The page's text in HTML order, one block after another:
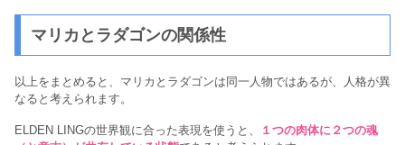
マリカとラダゴンの関係性
以上をまとめると、マリカとラダゴンは同一人物ではあるが、人格が異
なると考えられます。
ELDEN LINGの世界観に合った表現を使うと、
１つの肉体に２つの魂